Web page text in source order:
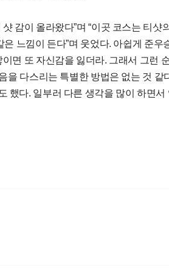
감이 올라왔다”며 “이곳 코스는 티샷
느낌이 든다”며 웃었다. 아쉽게 준우
면 또 자신감을 잃더라. 그래서 그런
을 다스리는 특별한 방법은 없는 것 같
했다. 일부러 다른 생각을 많이 하면서